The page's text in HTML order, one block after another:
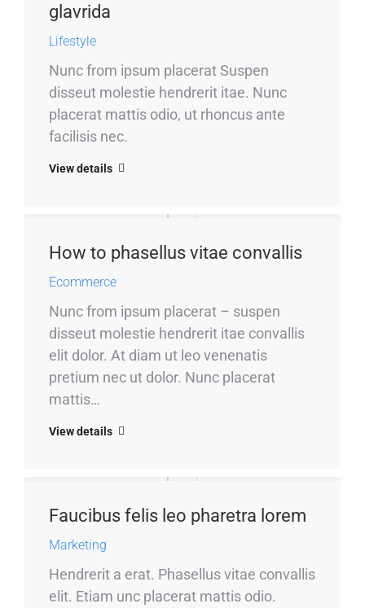
glavrida
Lifestyle
Nunc from ipsum placerat Suspen
disseut molestie hendrerit itae. Nunc
placerat mattis odio, ut rhoncus ante
facilisis nec.
View details
How to phasellus vitae convallis
Ecommerce
Nunc from ipsum placerat – suspen
disseut molestie hendrerit itae convallis
elit dolor. At diam ut leo venenatis
pretium nec ut dolor. Nunc placerat
mattis…
View details
Faucibus felis leo pharetra lorem
Marketing
Hendrerit a erat. Phasellus vitae convallis
elit. Etiam unc placerat mattis odio.